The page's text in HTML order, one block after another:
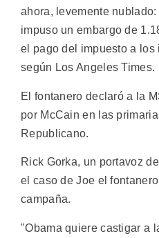
ahora, levemente
impuso un embargo de
el pago del impuesto a los
según Los Angeles Times.
El fontanero declaró a la
por McCain en las
Republicano.
Rick Gorka, un portavoz
el caso de Joe el
campaña.
"Obama quiere castigar a